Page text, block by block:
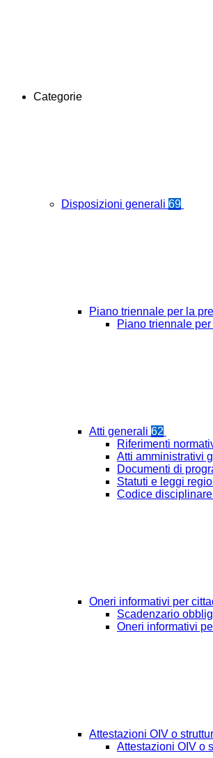
Categorie
Disposizioni generali 69
Piano triennale per la
Piano triennale
Atti generali 62
Riferimenti
Atti amministrativi
Documenti di
Statuti e leggi
Codice
Oneri informativi per
Scadenzario
Oneri informativi
Attestazioni OIV o
Attestazioni OIV o